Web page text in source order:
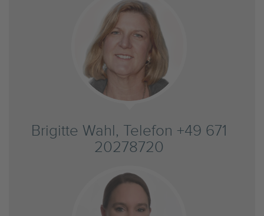
Brigitte Wahl, Telefon +49 671
20278720